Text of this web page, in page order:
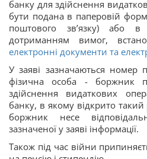
банку для здійснення
бути подана в паперовій
поштового зв’язку) або
дотриманням вимог,
електронні документи та
У заяві зазначаються номер
фізична особа - боржник
здійснення видаткових
банку, в якому відкрито
боржник несе
зазначеної у заяві інформації.
Також під час війни